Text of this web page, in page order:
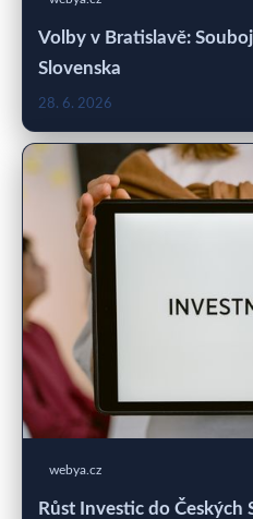
Volby v Bratislavě:
Slovenska
28. 6. 2026
webya.cz
Růst Investic do